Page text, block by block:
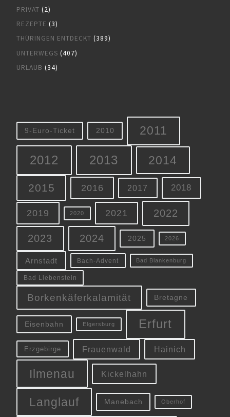
PRIVAT (2)
REZEPTE (3)
THÜRINGEN ENTDECKT (389)
UNTERWEGS (407)
URLAUB (34)
9-Euro-Ticket 2010 2011
2012 2013 2014
2015 2016 2017 2018
2019 2020 2021 2022
2023 2024 2025 2026
Arnstadt Bach-Advent Bad Blankenburg
Bad Liebenstein
Borkenkäferkalamität Bretagne
Eisenbahn Elgersburg Erfurt
Erzgebirge Frauenwald Hainich
Ilmenau Kickelhahn
Langlauf Manebach Oberhof